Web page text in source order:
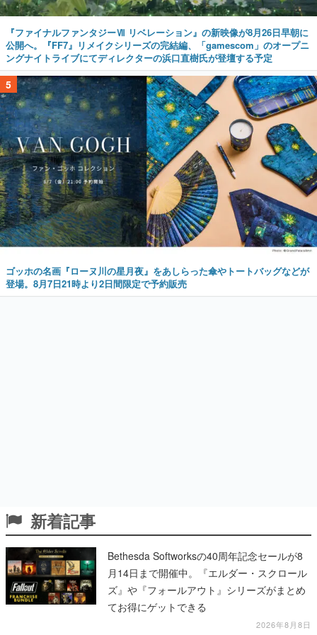
『ファイナルファンタジーⅦ リベレーション』の新映像が8月26日早朝に
公開へ。『FF7』リメイクシリーズの完結編、「gamescom」のオープニ
ングナイトライブにてディレクターの浜口直樹氏が登壇する予定
5
ゴッホの名画『ローヌ川の星月夜』をあしらった傘やトートバッグなどが
登場。8月7日21時より2日間限定で予約販売
新着記事
Bethesda Softworksの40周年記念セールが8
月14日まで開催中。『エルダー・スクロール
ズ』や『フォールアウト』シリーズがまとめ
てお得にゲットできる
2026年8月8日